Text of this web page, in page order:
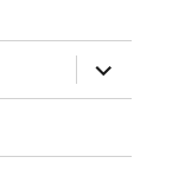
öffnen